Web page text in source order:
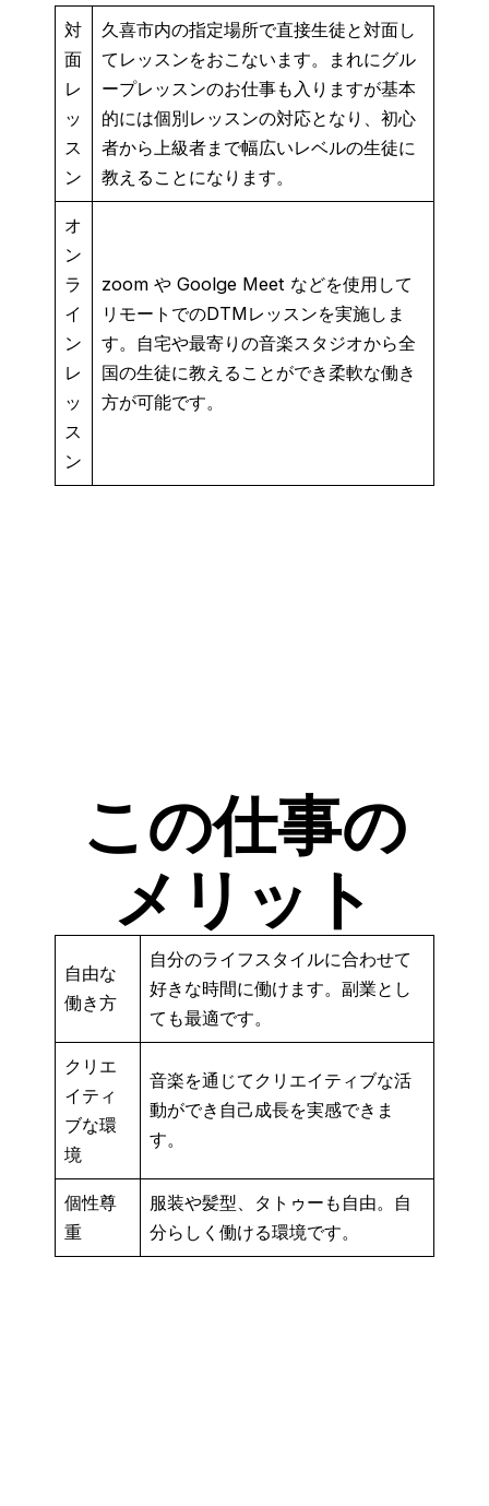
対
面
レ
ッ
ス
ン
久喜市内の指定場所で直接生徒と対面し
てレッスンをおこないます。まれにグル
ープレッスンのお仕事も入りますが基本
的には個別レッスンの対応となり、初心
者から上級者まで幅広いレベルの生徒に
教えることになります。
オ
ン
ラ
イ
ン
レ
ッ
ス
ン
zoom や Goolge Meet などを使用して
リモートでのDTMレッスンを実施しま
す。自宅や最寄りの音楽スタジオから全
国の生徒に教えることができ柔軟な働き
方が可能です。
この仕事の
メリット
自由な
働き方
自分のライフスタイルに合わせて
好きな時間に働けます。副業とし
ても最適です。
クリエ
イティ
ブな環
境
音楽を通じてクリエイティブな活
動ができ自己成長を実感できま
す。
個性尊
重
服装や髪型、タトゥーも自由。自
分らしく働ける環境です。